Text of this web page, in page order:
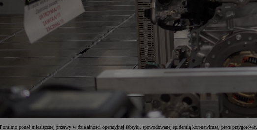
Pomimo ponad miesięcznej przerwy w działalności operacyjnej fabryki, spowodowanej epidemią koronawirusa, prace